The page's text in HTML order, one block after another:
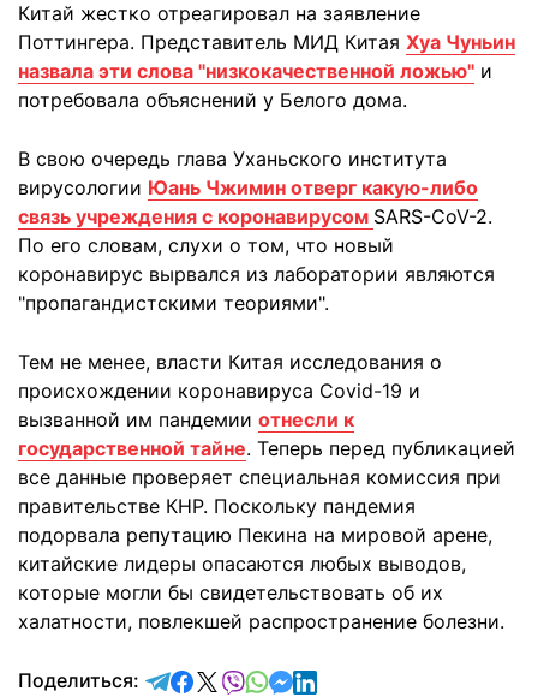
Китай жестко отреагировал на заявление
Поттингера. Представитель МИД Китая Хуа Чуньин
назвала эти слова "низкокачественной ложью" и
потребовала объяснений у Белого дома.
В свою очередь глава Уханьского института
вирусологии Юань Чжимин отверг какую-либо
связь учреждения с коронавирусом SARS-CoV-2.
По его словам, слухи о том, что новый
коронавирус вырвался из лаборатории являются
"пропагандистскими теориями".
Тем не менее, власти Китая исследования о
происхождении коронавируса Covid-19 и
вызванной им пандемии отнесли к
государственной тайне. Теперь перед публикацией
все данные проверяет специальная комиссия при
правительстве КНР. Поскольку пандемия
подорвала репутацию Пекина на мировой арене,
китайские лидеры опасаются любых выводов,
которые могли бы свидетельствовать об их
халатности, повлекшей распространение болезни.
Поделиться: отправить в Telegram
поделиться в Facebook
поделиться в X
отправить в Viber
отправить в Whatsapp
отправить в Messenger
отправить в LinkedIn